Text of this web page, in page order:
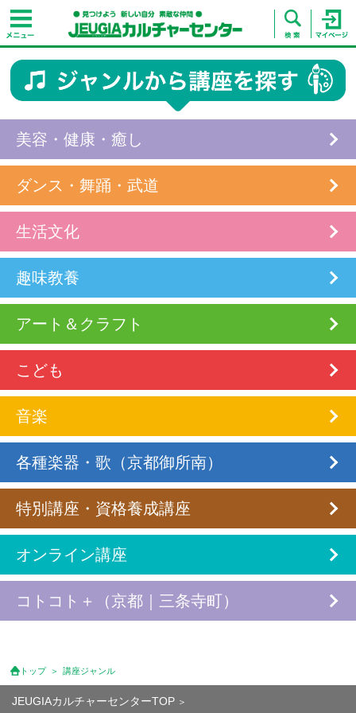
美容・健康・癒し
ダンス・舞踊・武道
生活文化
趣味教養
アート＆クラフト
こども
音楽
各種楽器・歌（京都御所南）
特別講座・資格養成講座
オンライン講座
コトコト＋（京都｜三条寺町）
トップ 講座ジャンル
JEUGIAカルチャーセンターTOP